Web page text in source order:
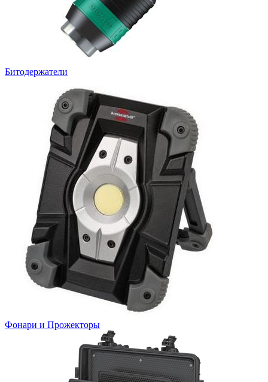
Битодержатели
Фонари и Прожекторы